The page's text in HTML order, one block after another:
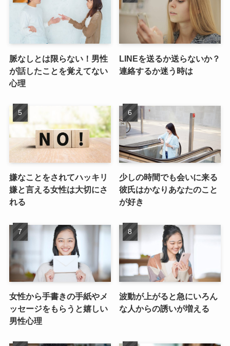
脈なしとは限らない！男性
が話したことを覚えてない
心理
LINEを送るか送らないか？
連絡するか迷う時は
嫌なことをされてハッキリ
嫌と言える女性は大切にさ
れる
少しの時間でも会いに来る
彼氏はかなりあなたのこと
が好き
女性から手書きの手紙やメ
ッセージをもらうと嬉しい
男性心理
波動が上がると急にいろん
な人からの誘いが増える